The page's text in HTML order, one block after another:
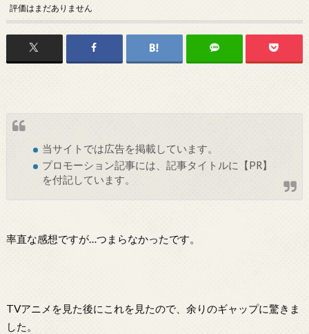
評価はまだありません
当サイトでは広告を掲載しています。
プロモーション記事には、記事タイトルに【PR】
を付記しています。
率直な感想ですが…つまらなかったです。
TVアニメを見た後にこれを見たので、余りのギャップに驚きま
した。